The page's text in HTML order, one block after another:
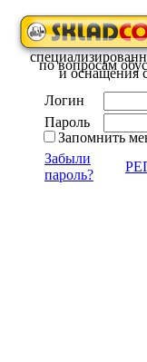
по вопросам
и оснащения
Логин
Пароль
Запомнить
Забыли
пароль?